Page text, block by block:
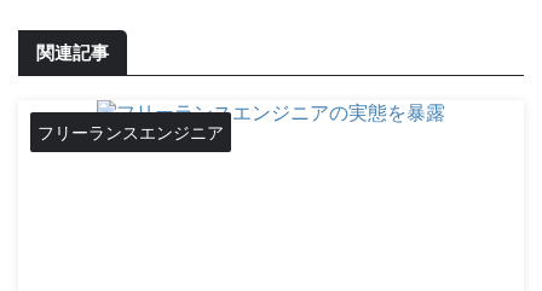
関連記事
フリーランスエンジニア